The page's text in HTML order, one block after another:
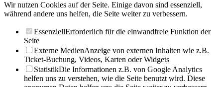
Wir nutzen Cookies auf der Seite. Einige davon sind essenziell,
während andere uns helfen, die Seite weiter zu verbessern.
EssenziellErforderlich für die einwandfreie Funktion der
Seite
Externe MedienAnzeige von externen Inhalten wie z.B.
Ticket-Buchung, Videos, Karten oder Widgets
StatistikDie Informationen z.B. von Google Analytics
helfen uns zu verstehen, wie die Seite benutzt wird. Diese